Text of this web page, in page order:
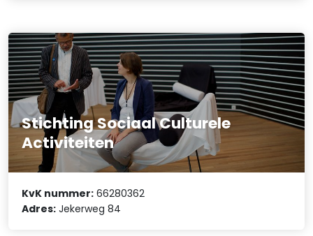
Stichting Sociaal Culturele
Activiteiten
KvK nummer: 66280362
Adres: Jekerweg 84